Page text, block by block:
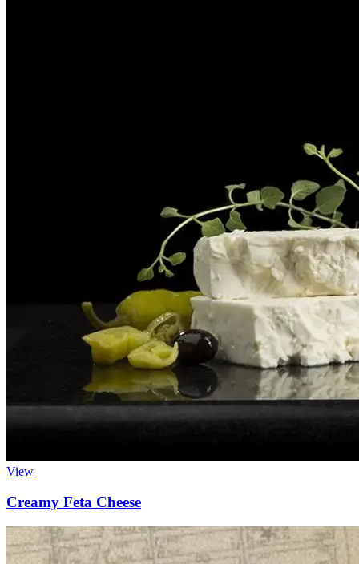
View
Creamy Feta Cheese